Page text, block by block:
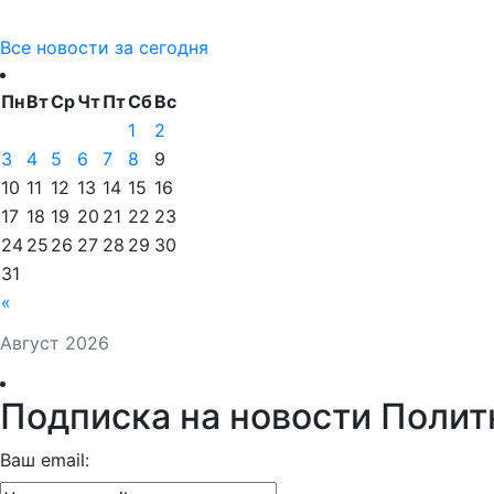
Все новости за сегодня
Август 2026
ПнВтСрЧтПтСбВс
«
1
2
3
4 5 6 7 8
9
10 11 12 13 14 15 16
17 18 19 20 21 22 23
24 25 26 27 28 29 30
31
Подписка на новости
Ваш email: